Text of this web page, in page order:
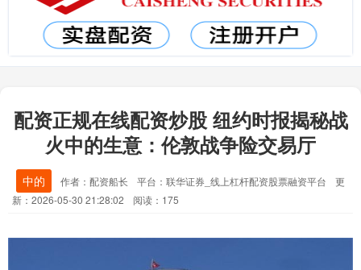
配资正规在线配资炒股 纽约时报揭秘战
火中的生意：伦敦战争险交易厅
中的 作者：配资船长 平台：联华证券_线上杠杆配资股票融资平台
更
新：2026-05-30 21:28:02
阅读：175